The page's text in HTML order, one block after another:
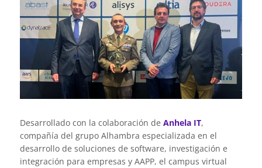
Desarrollado con la colaboración de Anhela IT,
compañía del grupo Alhambra especializada en el
desarrollo de soluciones de software, investigación e
integración para empresas y AAPP, el campus virtual